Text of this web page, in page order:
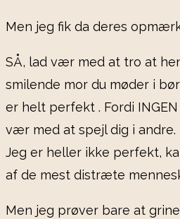
Men jeg fik da deres
SÅ, lad vær med at tro at
smilende mor du møder i
er helt perfekt . Fordi
vær med at spejl dig i andre.
Jeg er heller ikke perfekt,
af de mest distræte
Men jeg prøver bare at